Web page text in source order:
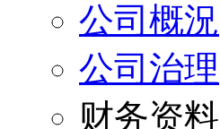
公司概況
公司治理
财务资料